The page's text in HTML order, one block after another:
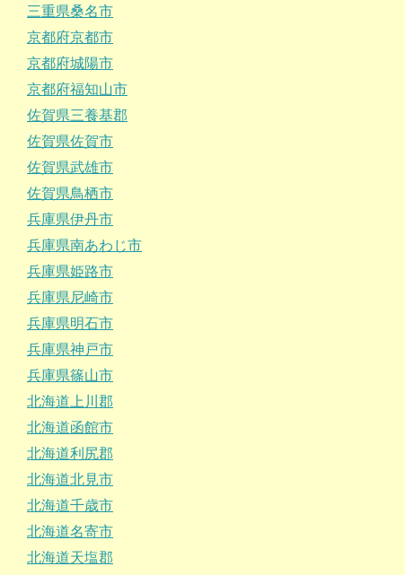
三重県桑名市
京都府京都市
京都府城陽市
京都府福知山市
佐賀県三養基郡
佐賀県佐賀市
佐賀県武雄市
佐賀県鳥栖市
兵庫県伊丹市
兵庫県南あわじ市
兵庫県姫路市
兵庫県尼崎市
兵庫県明石市
兵庫県神戸市
兵庫県篠山市
北海道上川郡
北海道函館市
北海道利尻郡
北海道北見市
北海道千歳市
北海道名寄市
北海道天塩郡